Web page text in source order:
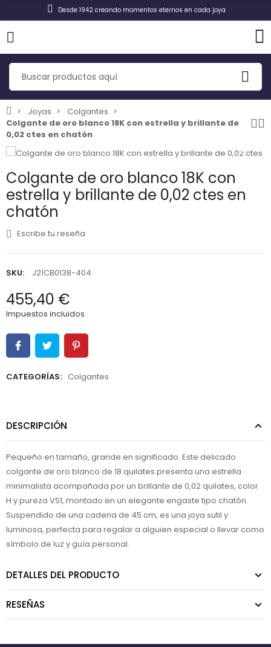
Desde 1942 creando momentos eternos en cada joya
Joyas
Colgantes
Colgante de oro blanco 18K con estrella y brillante de
0,02 ctes en chatón
Colgante de oro blanco 18K con
estrella y brillante de 0,02 ctes en
chatón
Escribe tu reseña
SKU: J21CB0138-404
455,40 €
Impuestos incluidos
CATEGORÍAS: Colgantes
DESCRIPCIÓN
Pequeño en tamaño, grande en significado. Este delicado
colgante de oro blanco de 18 quilates presenta una estrella
minimalista acompañada por un brillante de 0,02 quilates, color
H y pureza VS1, montado en un elegante engaste tipo chatón.
Suspendido de una cadena de 45 cm, es una joya sutil y
luminosa, perfecta para regalar a alguien especial o llevar como
símbolo de luz y guía personal.
DETALLES DEL PRODUCTO
RESEÑAS